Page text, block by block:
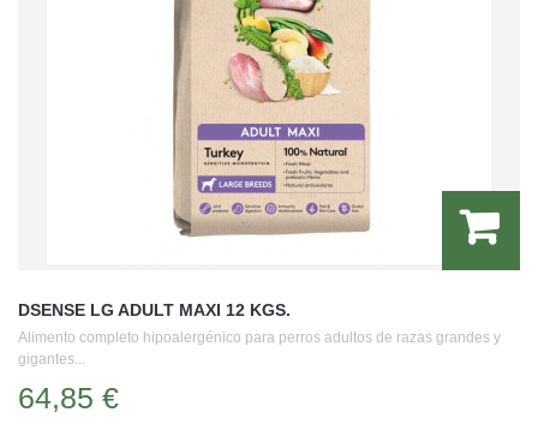
DSENSE LG ADULT MAXI 12 KGS.
Alimento completo hipoalergénico para perros adultos de razas grandes y
gigantes...
64,85 €